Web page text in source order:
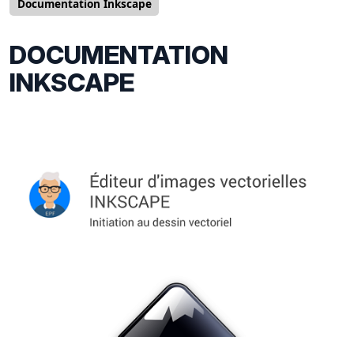
Documentation Inkscape
DOCUMENTATION
INKSCAPE